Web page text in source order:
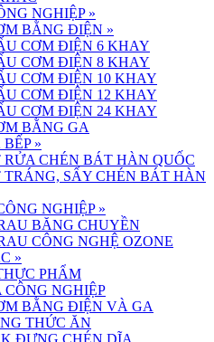
NGHIỆP »
BẰNG ĐIỆN »
CƠM ĐIỆN 6 KHAY
CƠM ĐIỆN 8 KHAY
CƠM ĐIỆN 10 KHAY
CƠM ĐIỆN 12 KHAY
CƠM ĐIỆN 24 KHAY
BẰNG GA
»
CHÉN BÁT HÀN QUỐC
TRÁNG, SẤY CHÉN BÁT HÀN
NGHIỆP »
BĂNG CHUYỀN
CÔNG NGHỆ OZONE
»
PHẨM
NGHIỆP
BẰNG ĐIỆN VÀ GA
THỨC ĂN